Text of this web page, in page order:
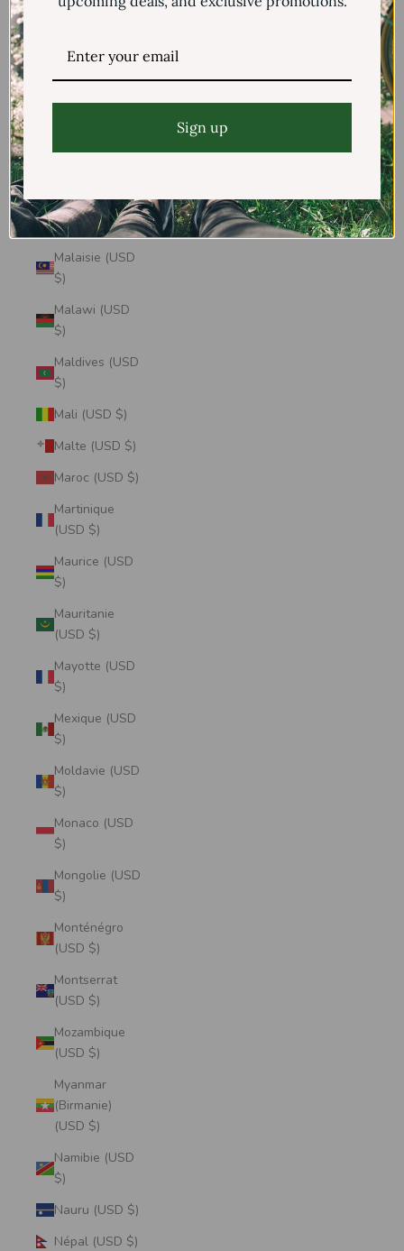
Lituanie (USD
Luxembourg
Macédoine du
Madagascar
(USD $)
Malaisie (USD
$)
Malawi (USD
$)
Maldives (USD
$)
Mali (USD $)
Malte (USD $)
Maroc (USD $)
Martinique
(USD $)
Maurice (USD
$)
Mauritanie
(USD $)
Mayotte (USD
$)
Mexique (USD
$)
Moldavie (USD
$)
Monaco (USD
$)
Mongolie (USD
$)
Monténégro
(USD $)
Montserrat
(USD $)
Mozambique
(USD $)
Myanmar
(Birmanie)
(USD $)
Namibie (USD
$)
Nauru (USD $)
Népal (USD $)
Sign up